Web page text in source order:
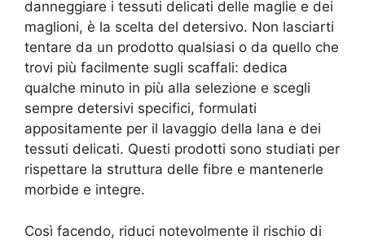
danneggiare i tessuti delicati delle maglie e dei
maglioni, è la scelta del detersivo. Non lasciarti
tentare da un prodotto qualsiasi o da quello che
trovi più facilmente sugli scaffali: dedica
qualche minuto in più alla selezione e scegli
sempre detersivi specifici, formulati
appositamente per il lavaggio della lana e dei
tessuti delicati. Questi prodotti sono studiati per
rispettare la struttura delle fibre e mantenerle
morbide e integre.
Così facendo, riduci notevolmente il rischio di